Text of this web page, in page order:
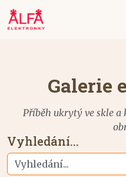
Galerie
Příběh ukrytý ve skle
Vyhledání...